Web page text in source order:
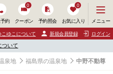
約 クーポン
0
予約照会 お気に入り
0
ニ
ュ
ー
開
く
メニュー
こゆこについて 新規会員登録 ログイン
ついて
泉地 福島県の温泉地 中野不動尊